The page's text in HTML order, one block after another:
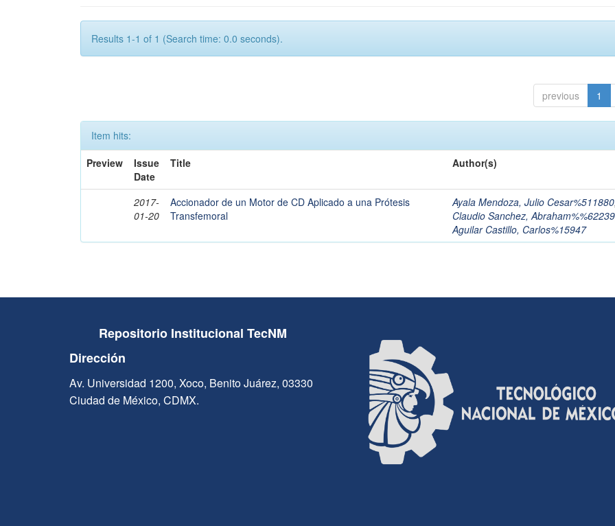
Results 1-1 of 1 (Search time: 0.0 seconds).
previous 1
Item hits:
Preview
Issue
Date
Title Author(s)
2017-
01-20
Accionador de un Motor de CD Aplicado a una Prótesis
Transfemoral
Ayala Mendoza, Julio Cesar%511880
Claudio Sanchez, Abraham%%62239
Aguilar Castillo, Carlos%15947
Repositorio Institucional TecNM
Dirección
Av. Universidad 1200, Xoco, Benito Juárez, 03330
Ciudad de México, CDMX.